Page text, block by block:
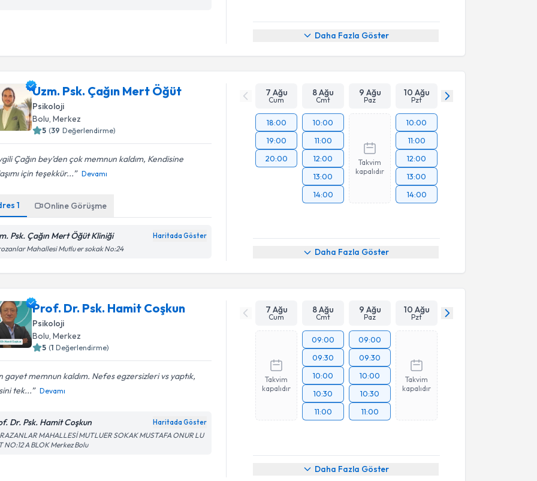
Daha Fazla Göster
Uzm. Psk. Çağın Mert Öğüt
Psikoloji
Bolu,Merkez
5 (39 Değerlendirme)
Çağın bey’den çok memnun kaldım, Kendisine
için teşekkür...
Devamı
1 Online Görüşme
Psk. Çağın Mert Öğüt Kliniği Haritada Göster
Mahallesi Mutlu er sokak No:24
7 Ağu
Cum
8 Ağu
Cmt
9 Ağu
Paz
10 Ağu
Pzt
18:00
19:00
20:00
10:00
11:00
12:00
13:00
14:00
Takvim
kapalıdır
10:00
11:00
12:00
13:00
14:00
Daha Fazla Göster
Prof. Dr. Psk. Hamit Coşkun
Psikoloji
Bolu ,Merkez
5 (1 Değerlendirme)
gayet memnun kaldım. Nefes egzersizleri vs yaptık,
tek...
Devamı
Dr. Psk. Hamit Coşkun Haritada Göster
MAHALLESİ MUTLUER SOKAK MUSTAFA ONUR LU
NO:12 A BLOK Merkez Bolu
7 Ağu
Cum
8 Ağu
Cmt
9 Ağu
Paz
10 Ağu
Pzt
Takvim
kapalıdır
09:00
09:30
10:00
10:30
11:00
09:00
09:30
10:00
10:30
11:00
Takvim
kapalıdır
Daha Fazla Göster